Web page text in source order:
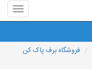
منوی
سایت
بیست
فروشگاه برف پاک کن